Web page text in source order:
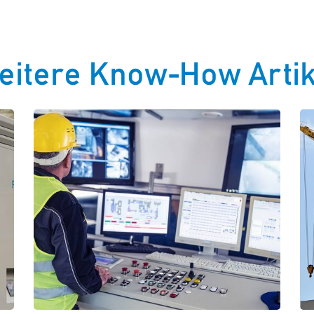
Know-How